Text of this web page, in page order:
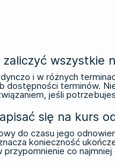
wszystkie
i w różnych
terminów.
jeśli
się na kurs
do czasu jego
konieczność
co